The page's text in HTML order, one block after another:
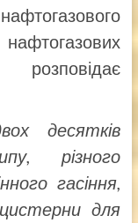
десятків
різного
гасіння,
для